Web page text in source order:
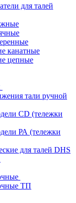
для талей
канатные
цепные
тали ручной
CD (тележки
РА (тележки
для талей DHS
ТП